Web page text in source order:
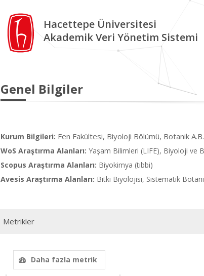
Hacettepe Üniversitesi
Akademik Veri Yönetim Sistemi
Genel Bilgiler
Kurum Bilgileri: Fen Fakültesi, Biyoloji Bölümü, Botanik
WoS Araştırma Alanları: Yaşam Bilimleri (LIFE), Biyoloji ve
Scopus Araştırma Alanları: Biyokimya (tıbbi)
Avesis Araştırma Alanları: Bitki Biyolojisi, Sistematik
Metrikler
Daha fazla metrik